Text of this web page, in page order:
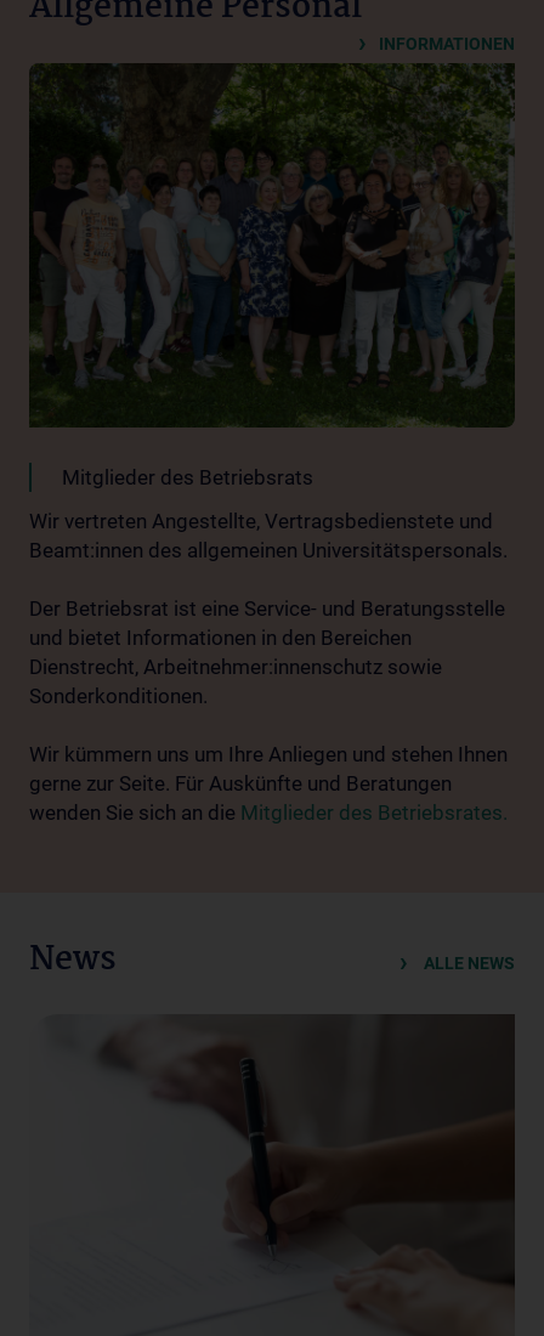
INFORMATIONEN
Mitglieder des Betriebsrats
Wir vertreten Angestellte, Vertragsbedienstete und
Beamt:innen des allgemeinen Universitätspersonals.
Der Betriebsrat ist eine Service- und Beratungsstelle
und bietet Informationen in den Bereichen
Dienstrecht, Arbeitnehmer:innenschutz sowie
Sonderkonditionen.
Wir kümmern uns um Ihre Anliegen und stehen Ihnen
gerne zur Seite. Für Auskünfte und Beratungen
wenden Sie sich an die Mitglieder des Betriebsrates.
News ALLE NEWS